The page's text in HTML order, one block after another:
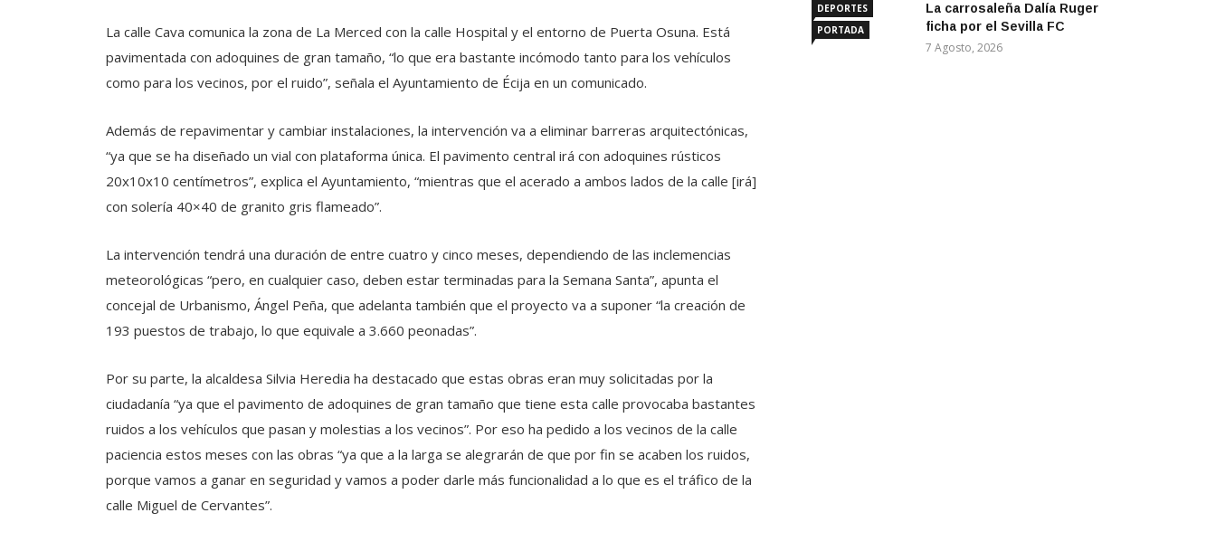
La calle Cava comunica la zona de La Merced con la calle Hospital y el entorno de Puerta Osuna. Está
pavimentada con adoquines de gran tamaño, “lo que era bastante incómodo tanto para los vehículos
como para los vecinos, por el ruido”, señala el Ayuntamiento de Écija en un comunicado.
Además de repavimentar y cambiar instalaciones, la intervención va a eliminar barreras arquitectónicas,
“ya que se ha diseñado un vial con plataforma única. El pavimento central irá con adoquines rústicos
20x10x10 centímetros”, explica el Ayuntamiento, “mientras que el acerado a ambos lados de la calle [irá]
con solería 40×40 de granito gris flameado”.
La intervención tendrá una duración de entre cuatro y cinco meses, dependiendo de las inclemencias
meteorológicas “pero, en cualquier caso, deben estar terminadas para la Semana Santa”, apunta el
concejal de Urbanismo, Ángel Peña, que adelanta también que el proyecto va a suponer “la creación de
193 puestos de trabajo, lo que equivale a 3.660 peonadas”.
Por su parte, la alcaldesa Silvia Heredia ha destacado que estas obras eran muy solicitadas por la
ciudadanía “ya que el pavimento de adoquines de gran tamaño que tiene esta calle provocaba bastantes
ruidos a los vehículos que pasan y molestias a los vecinos”. Por eso ha pedido a los vecinos de la calle
paciencia estos meses con las obras “ya que a la larga se alegrarán de que por fin se acaben los ruidos,
porque vamos a ganar en seguridad y vamos a poder darle más funcionalidad a lo que es el tráfico de la
calle Miguel de Cervantes”.
DEPORTES
PORTADA
La carrosaleña Dalía Ruger
ficha por el Sevilla FC
7 Agosto, 2026